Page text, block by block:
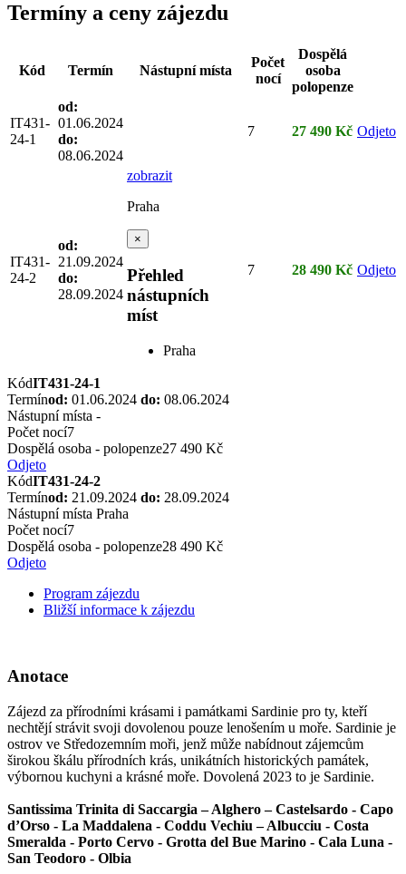
Termíny a ceny zájezdu
Kód Termín Nástupní místa
Počet
nocí
Dospělá
osoba
polopenze
IT431-
24-1
od:
01.06.2024
do:
08.06.2024
7 27 490 Kč Odjeto
IT431-
24-2
od:
21.09.2024
do:
28.09.2024
zobrazit
Praha
×
Přehled
nástupních
míst
Praha
7 28 490 Kč Odjeto
KódIT431-24-1
Termínod: 01.06.2024 do: 08.06.2024
Nástupní místa -
Počet nocí7
Dospělá osoba - polopenze27 490 Kč
Odjeto
KódIT431-24-2
Termínod: 21.09.2024 do: 28.09.2024
Nástupní místa Praha
Počet nocí7
Dospělá osoba - polopenze28 490 Kč
Odjeto
Program zájezdu
Bližší informace k zájezdu
Anotace
Zájezd za přírodními krásami i památkami Sardinie pro ty, kteří
nechtějí strávit svoji dovolenou pouze lenošením u moře. Sardinie je
ostrov ve Středozemním moři, jenž může nabídnout zájemcům
širokou škálu přírodních krás, unikátních historických památek,
výbornou kuchyni a krásné moře. Dovolená 2023 to je Sardinie.
Santissima Trinita di Saccargia – Alghero – Castelsardo - Capo
d’Orso - La Maddalena - Coddu Vechiu – Albucciu - Costa
Smeralda - Porto Cervo - Grotta del Bue Marino - Cala Luna -
San Teodoro - Olbia